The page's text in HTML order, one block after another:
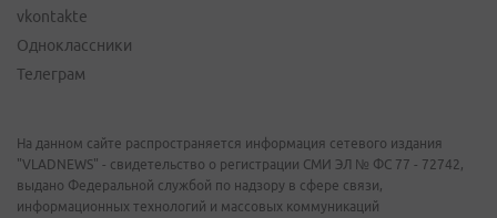
vkontakte
Одноклассники
Телеграм
На данном сайте распространяется информация сетевого издания
"VLADNEWS" - свидетельство о регистрации СМИ ЭЛ № ФС 77 - 72742,
выдано Федеральной службой по надзору в сфере связи,
информационных технологий и массовых коммуникаций